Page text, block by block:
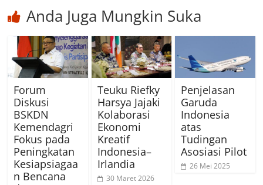
Anda Juga Mungkin Suka
Forum
Diskusi
BSKDN
Kemendagri
Fokus pada
Peningkatan
Kesiapsiagaa
n Bencana
Teuku Riefky
Harsya Jajaki
Kolaborasi
Ekonomi
Kreatif
Indonesia–
Irlandia
30 Maret 2026
Penjelasan
Garuda
Indonesia
atas
Tudingan
Asosiasi Pilot
26 Mei 2025